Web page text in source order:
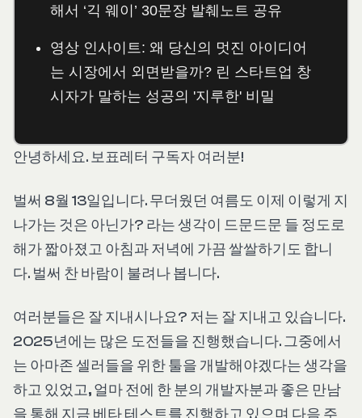
해서 ‘긱 웨이’ 30문장 발췌노트 공유
영상 인사이트: 왜 당신의 멋진 아이디어
는 시장에서 외면받을까? 린 스타트업 창
시자가 말하는 성공의 '지루한' 비밀
안녕하세요. 보표레터 구독자 여러분!
벌써 8월 13일입니다. 무더웠던 여름도 이제 이렇게 지
나가는 것은 아닌가? 라는 생각이 드문드문 들 정도로
해가 짧아졌고 아침과 저녁에 가끔 쌀쌀하기도 합니
다. 벌써 찬 바람이 불려나 봅니다.
여러분들은 잘 지내시나요? 저는 잘 지내고 있습니다.
2025년에는 많은 도전들을 진행했습니다. 그중에서
는 아마존 셀러들을 위한 툴을 개발해야겠다는 생각을
하고 있었고, 얼마 전에 한 분의 개발자분과 좋은 만남
을 통해 지금 베타 테스트를 진행하고 있으며 다음 주